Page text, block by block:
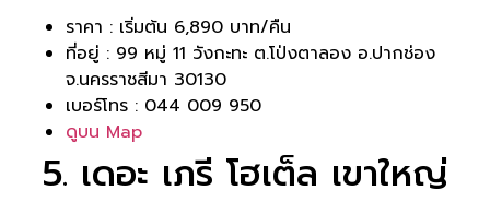
ราคา : เริ่มต้น 6,890 บาท/คืน
ที่อยู่ : 99 หมู่ 11 วังกะทะ ต.โป่งตาลอง อ.ปากช่อง
จ.นครราชสีมา 30130
เบอร์โทร : 044 009 950
ดูบน Map
5. เดอะ เภรี โฮเต็ล เขาใหญ่